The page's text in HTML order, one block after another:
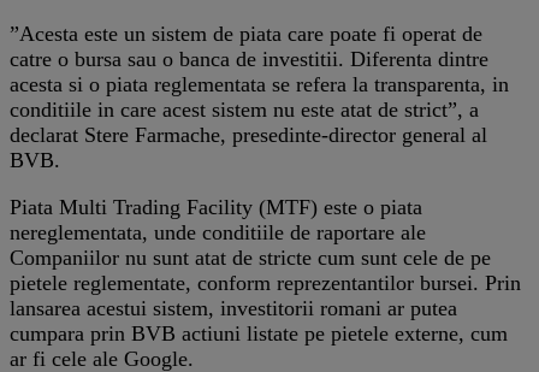
”Acesta este un sistem de piata care poate fi operat de
catre o bursa sau o banca de investitii. Diferenta dintre
acesta si o piata reglementata se refera la transparenta, in
conditiile in care acest sistem nu este atat de strict”, a
declarat Stere Farmache, presedinte-director general al
BVB.
Piata Multi Trading Facility (MTF) este o piata
nereglementata, unde conditiile de raportare ale
Companiilor nu sunt atat de stricte cum sunt cele de pe
pietele reglementate, conform reprezentantilor bursei. Prin
lansarea acestui sistem, investitorii romani ar putea
cumpara prin BVB actiuni listate pe pietele externe, cum
ar fi cele ale Google.